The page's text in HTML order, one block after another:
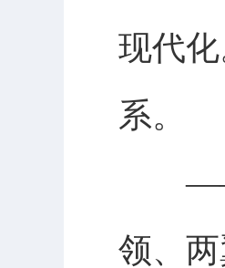
现代
系。
——实
领、